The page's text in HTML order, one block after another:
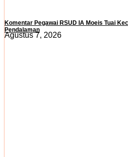
Komentar Pegawai RSUD IA Moeis Tuai
Pendalaman
Agustus 7, 2026